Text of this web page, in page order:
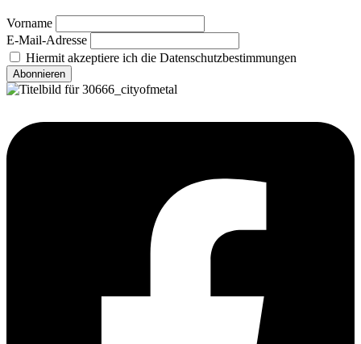
Vorname
E-Mail-Adresse
Hiermit akzeptiere ich die Datenschutzbestimmungen